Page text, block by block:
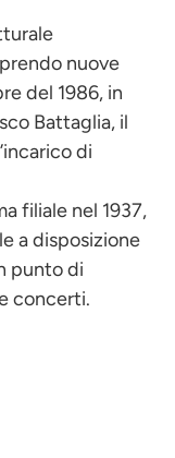
nuove
del 1986, in
Battaglia, il
di
filiale nel 1937,
a disposizione
punto di
concerti.